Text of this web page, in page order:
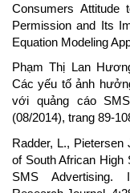
Consumers Attitude
Permission and Its
Equation Modeling
Phạm Thị Lan
Các yếu tố ảnh
với quảng cáo
(08/2014), trang 89-
Radder, L., Pietersen
of South African High
SMS Advertising.